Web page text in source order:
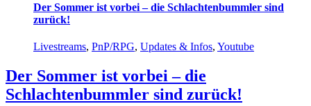
Der Sommer ist vorbei – die Schlachtenbummler sind
zurück!
Livestreams, PnP/RPG, Updates & Infos, Youtube
Der Sommer ist vorbei – die
Schlachtenbummler sind zurück!